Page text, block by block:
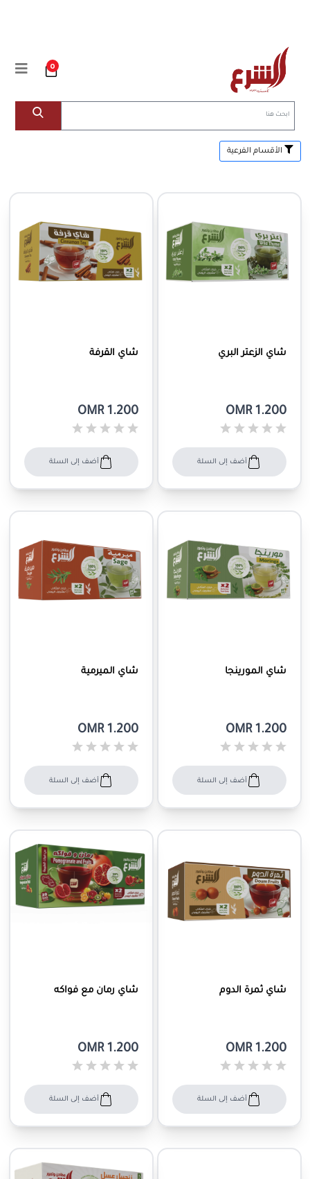
0
شاي الزعتر البري
OMR 1.200
أضف إلى السلة
شاي القرفة
OMR 1.200
أضف إلى السلة
شاي المورينجا
OMR 1.200
أضف إلى السلة
شاي الميرمية
OMR 1.200
أضف إلى السلة
شاي ثمرة الدوم
OMR 1.200
أضف إلى السلة
شاي رمان مع فواكه
OMR 1.200
أضف إلى السلة